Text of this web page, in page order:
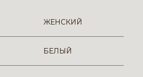
ЖЕНСКИЙ
БЕЛЫЙ